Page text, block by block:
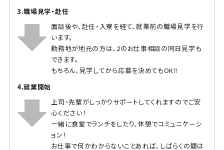
3.職場見学・赴任
面談後や、赴任・入寮を経て、就業前の職場見学を行
います。
勤務地が地元の方は、2のお仕事相談の同日見学も
できます。
もちろん、見学してから応募を決めてもOK!!
4.就業開始
上司・先輩がしっかりサポートしてくれますのでご安
心ください！
一緒に食堂でランチをしたり、休憩でコミュニケーシ
ョン！
お仕事で何かわからないことあれば、しばらくの間は